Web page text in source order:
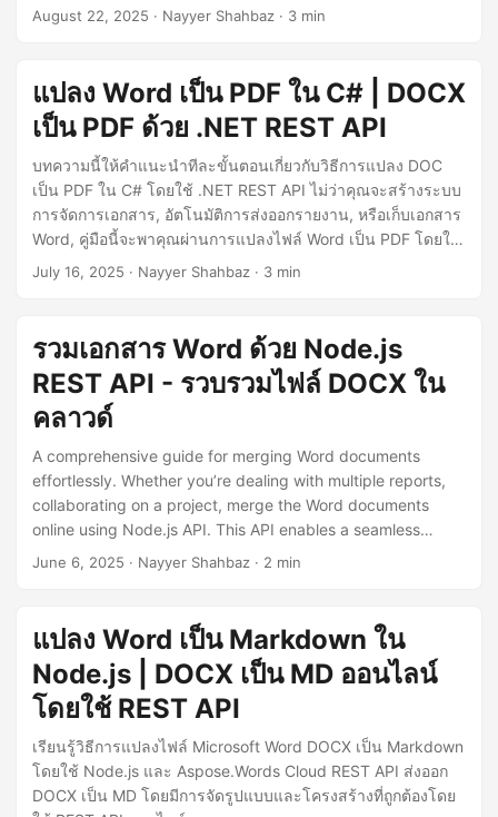
ถือจากเนื้อหาของ Word Online
August 22, 2025 · Nayyer Shahbaz · 3 min
แปลง Word เป็น PDF ใน C# | DOCX
เป็น PDF ด้วย .NET REST API
บทความนี้ให้คำแนะนำทีละขั้นตอนเกี่ยวกับวิธีการแปลง DOC
เป็น PDF ใน C# โดยใช้ .NET REST API ไม่ว่าคุณจะสร้างระบบ
การจัดการเอกสาร, อัตโนมัติการส่งออกรายงาน, หรือเก็บเอกสาร
Word, คู่มือนี้จะพาคุณผ่านการแปลงไฟล์ Word เป็น PDF โดยใช้
Aspose.Words Cloud SDK สำหรับ .NET
July 16, 2025 · Nayyer Shahbaz · 3 min
รวมเอกสาร Word ด้วย Node.js
REST API - รวบรวมไฟล์ DOCX ใน
คลาวด์
A comprehensive guide for merging Word documents
effortlessly. Whether you’re dealing with multiple reports,
collaborating on a project, merge the Word documents
online using Node.js API. This API enables a seamless
merging process that saves time and elevates your
June 6, 2025 · Nayyer Shahbaz · 2 min
แปลง Word เป็น Markdown ใน
Node.js | DOCX เป็น MD ออนไลน์
โดยใช้ REST API
เรียนรู้วิธีการแปลงไฟล์ Microsoft Word DOCX เป็น Markdown
โดยใช้ Node.js และ Aspose.Words Cloud REST API ส่งออก
DOCX เป็น MD โดยมีการจัดรูปแบบและโครงสร้างที่ถูกต้องโดย